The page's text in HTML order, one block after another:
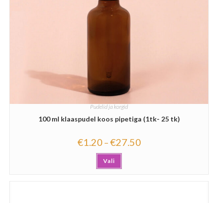
Pudelid ja korgid
100 ml klaaspudel koos pipetiga (1tk- 25 tk)
€1.20 –€27.50
Vali